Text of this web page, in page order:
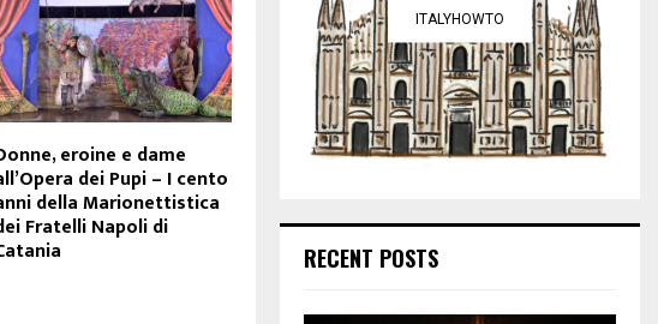
eroine e dame
dei Pupi – I cento
della Marionettistica
Fratelli Napoli di
ITALYHOWTO
RECENT POSTS